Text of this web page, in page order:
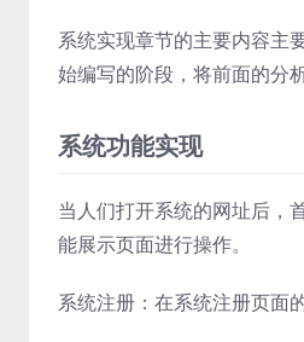
系统实现章节的主要内容主
始编写的阶段，将前面的分
系统功能实现
当人们打开系统的网址后，
能展示页面进行操作。
系统注册：在系统注册页面